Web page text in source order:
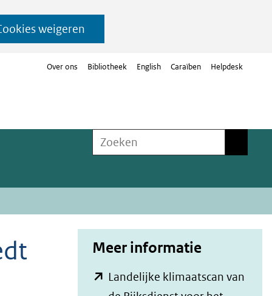
weigeren
Over ons Bibliotheek English Caraïben Helpdesk
Zoeken
Meer informatie
Landelijke klimaatscan van